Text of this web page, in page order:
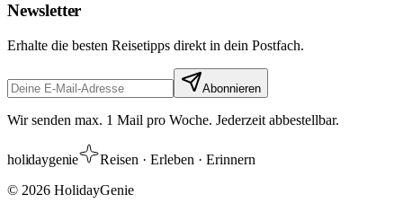
Newsletter
Erhalte die besten Reisetipps direkt in dein Postfach.
Abonnieren
Wir senden max. 1 Mail pro Woche. Jederzeit abbestellbar.
holidaygenie
Reisen · Erleben · Erinnern
© 2026 HolidayGenie